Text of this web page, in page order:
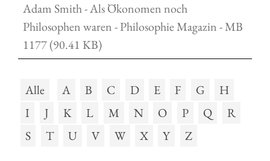
Adam Smith - Als Ökonomen noch
Philosophen waren - Philosophie Magazin - MB
1177 (90.41 KB)
Alle A B C D E F G
H
I
J K L M N O P Q
R
S
T U V W X Y Z